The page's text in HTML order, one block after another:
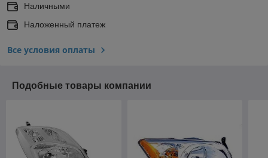
Наличными
Наложенный платеж
Все условия оплаты
Подобные товары компании